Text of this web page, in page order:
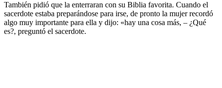
También pidió que la enterraran con su Biblia favorita. Cuando el
sacerdote estaba preparándose para irse, de pronto la mujer recordó
algo muy importante para ella y dijo: «hay una cosa más, – ¿Qué
es?, preguntó el sacerdote.